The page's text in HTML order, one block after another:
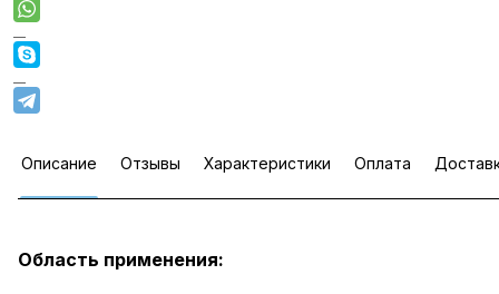
Описание Отзывы Характеристики Оплата
Область применения: